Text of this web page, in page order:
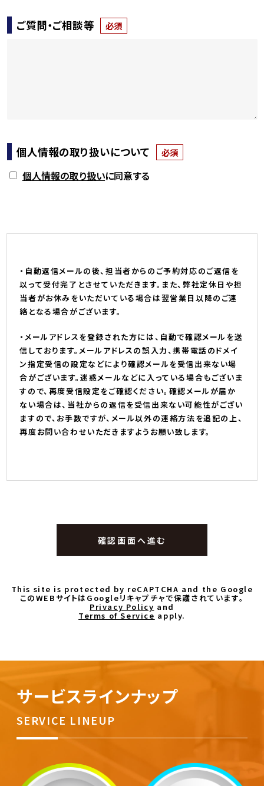
ご質問・ご相談等 必須
個人情報の取り扱いについて 必須
個人情報の取り扱いに同意する
・自動返信メールの後、担当者からのご予約対応のご返信を
以って受付完了とさせていただきます。また、弊社定休日や担
当者がお休みをいただいている場合は翌営業日以降のご連
絡となる場合がございます。
・メールアドレスを登録された方には、自動で確認メールを送
信しております。メールアドレスの誤入力、携帯電話のドメイ
ン指定受信の設定などにより確認メールを受信出来ない場
合がございます。迷惑メールなどに入っている場合もございま
すので、再度受信設定をご確認ください。確認メールが届か
ない場合は、当社からの返信を受信出来ない可能性がござい
ますので、お手数ですが、メール以外の連絡方法を追記の上、
再度お問い合わせいただきますようお願い致します。
This site is protected by reCAPTCHA and the Google
このWEBサイトはGoogleリキャプチャで保護されています。
Privacy Policy and
Terms of Service apply.
サービスラインナップ
SERVICE LINEUP